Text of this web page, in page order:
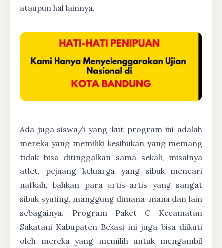
ataupun hal lainnya.
Ada juga siswa/i yang ikut program ini adalah
mereka yang memiliki kesibukan yang memang
tidak bisa ditinggalkan sama sekali, misalnya
atlet, pejuang keluarga yang sibuk mencari
nafkah, bahkan para artis-artis yang sangat
sibuk syuting, manggung dimana-mana dan lain
sebagainya. Program Paket C Kecamatan
Sukatani Kabupaten Bekasi ini juga bisa diikuti
oleh mereka yang memilih untuk mengambil